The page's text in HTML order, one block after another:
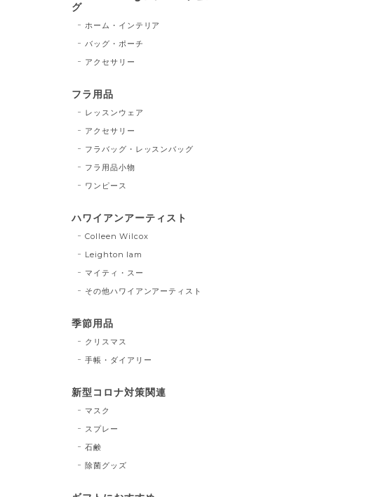
グ
ホーム・インテリア
バッグ・ポーチ
アクセサリー
フラ用品
レッスンウェア
アクセサリー
フラバッグ・レッスンバッグ
フラ用品小物
ワンピース
ハワイアンアーティスト
Colleen Wilcox
Leighton lam
マイティ・スー
その他ハワイアンアーティスト
季節用品
クリスマス
手帳・ダイアリー
新型コロナ対策関連
マスク
スプレー
石鹸
除菌グッズ